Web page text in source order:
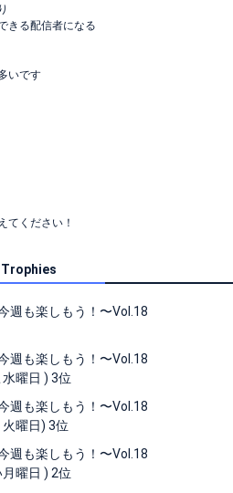
きる配信者になる
いです
てください！
Trophies
週も楽しもう！〜Vol.18
週も楽しもう！〜Vol.18
曜日 ) 3位
週も楽しもう！〜Vol.18
曜日) 3位
週も楽しもう！〜Vol.18
曜日 ) 2位